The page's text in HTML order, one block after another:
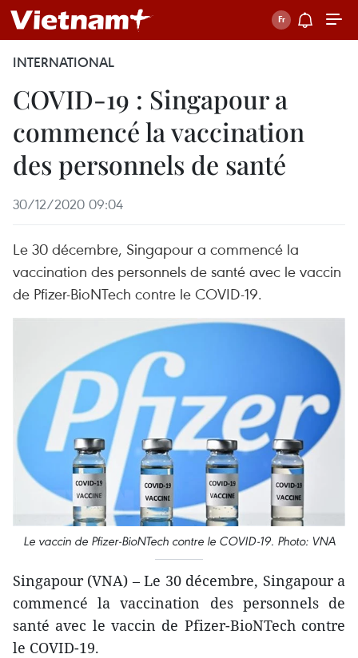
INTERNATIONAL
COVID-19 : Singapour a
commencé la vaccination
des personnels de santé
30/12/2020 09:04
Le 30 décembre, Singapour a commencé la
vaccination des personnels de santé avec le vaccin
de Pfizer-BioNTech contre le COVID-19.
Le vaccin de Pfizer-BioNTech contre le COVID-19. Photo: VNA
Singapour (VNA) – Le 30 décembre, Singapour a
commencé la vaccination des personnels de
santé avec le vaccin de Pfizer-BioNTech contre
le COVID-19.